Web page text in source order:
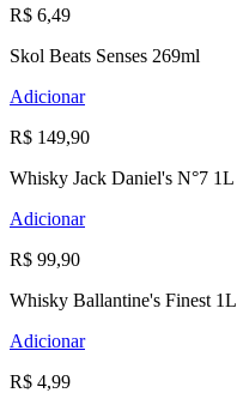
R$ 6,49
Skol Beats Senses 269ml
Adicionar
R$ 149,90
Whisky Jack Daniel's N°7 1L
Adicionar
R$ 99,90
Whisky Ballantine's Finest 1L
Adicionar
R$ 4,99